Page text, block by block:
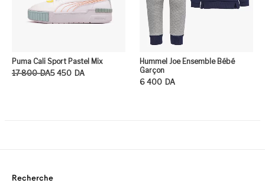
Puma Cali Sport Pastel Mix
17 800 DA
Le prix initial était : 17 800DA.
5 450 DA
Le prix actuel est : 5 450DA.
Hummel Joe Ensemble Bébé
Garçon
6 400 DA
Recherche